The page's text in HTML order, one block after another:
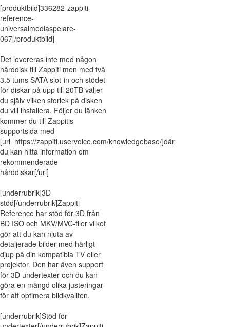
[produktbild]336282-zappiti-
reference-
universalmediaspelare-
067[/produktbild]
Det levereras inte med någon
hårddisk till Zappiti men med två
3.5 tums SATA slot-in och stödet
för diskar på upp till 20TB väljer
du själv vilken storlek på disken
du vill installera. Följer du länken
kommer du till Zappitis
supportsida med
[url=https://zappiti.uservoice.com/knowledgebase/]där
du kan hitta information om
rekommenderade
hårddiskar[/url]
[underrubrik]3D
stöd[/underrubrik]Zappiti
Reference har stöd för 3D från
BD ISO och MKV/MVC-filer vilket
gör att du kan njuta av
detaljerade bilder med härligt
djup på din kompatibla TV eller
projektor. Den har även support
för 3D undertexter och du kan
göra en mängd olika justeringar
för att optimera bildkvalitén.
[underrubrik]Stöd för